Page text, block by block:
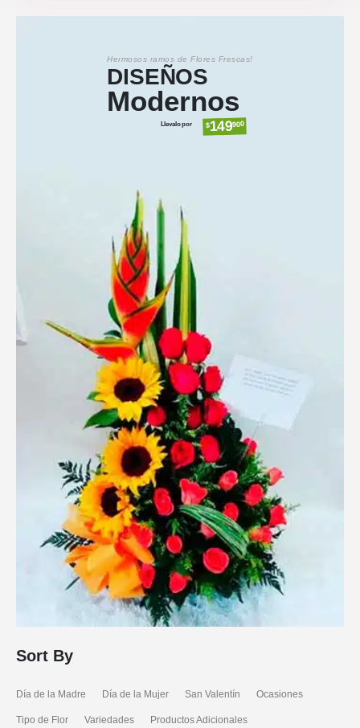
Hermosos ramos de Flores Frescas!
DISEÑOS
Modernos
Llevalo por $149900
Sort By
Día de la Madre Día de la Mujer San Valentín Ocasiones
Tipo de Flor Variedades Productos Adicionales